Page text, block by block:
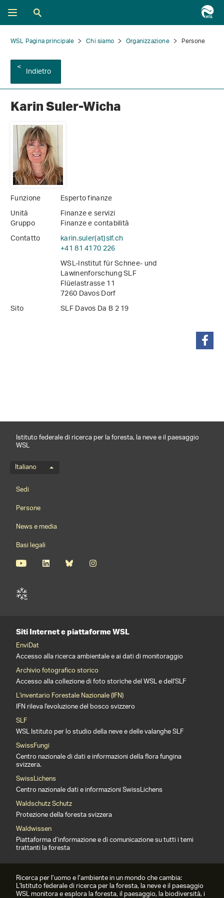
WSL Pagina principale Chi siamo Organizzazione Persone
Indietro
Karin Suler-Wicha
Funzione
Esperto finanze
Unità
Finanze e servizi
Gruppo
Finanze e contabilità
Contatto
karin.suler(at)slf.ch
+41 81 4170 226
WSL-Institut für Schnee- und
Lawinenforschung SLF
Flüelastrasse 11
7260 Davos Dorf
Sito
SLF Davos Da B 2 19
Istituto federale di ricerca per la foresta, la neve e il paesaggio
WSL
Menu della lingua
Italiano
Footernavigation
Sedi
Persone
News e media
Basi legali
Siti Internet e piattaforme WSL
EnviDat
Accesso alla ricerca ambientale e ai dati di monitoraggio
Archivio fotografico storico
Accesso alla collezione di foto storiche del WSL e dell'SLF
L'inventario Forestale Nazionale (IFN)
IFN rileva l'evoluzione del bosco svizzero
SLF
WSL Istituto per lo studio della neve e delle valanghe SLF
SwissFungi
Centro nazionale di dati e informazioni della flora fungina
svizzera.
SwissLichens
Centro nazionale dati e informazioni SwissLichens
Waldschutz Schutz
Protezione della foresta svizzera
Waldwissen
Piattaforma d’informazione e di comunicazione su tutti i temi
trattanti la foresta
Ricerca per l’uomo e l’ambiente in un mondo che cambia:
L'Istituto federale di ricerca per la foresta, la neve e il paesaggio
WSL monitora e esplora la foresta, il paesaggio, la biodiversità, i